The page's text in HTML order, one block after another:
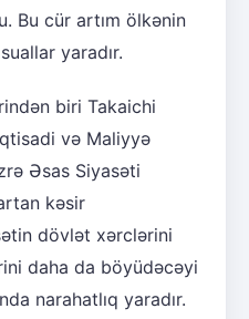
Bu cür artım ölkənin
yaradır.
biri Takaichi
və Maliyyə
Əsas Siyasəti
kəsir
dövlət xərclərini
daha da böyüdəcəyi
narahatlıq yaradır.